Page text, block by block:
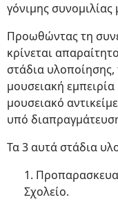
γόνιμης
Προωθώντας τη
κρίνεται
στάδια
μουσειακή
μουσειακό
υπό
Τα 3 αυτά στάδια
1.
Σχολείο.